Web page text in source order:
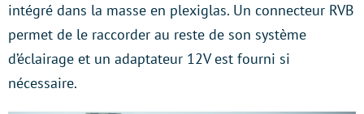
intégré dans la masse en plexiglas. Un connecteur RVB
permet de le raccorder au reste de son système
d’éclairage et un adaptateur 12V est fourni si
nécessaire.